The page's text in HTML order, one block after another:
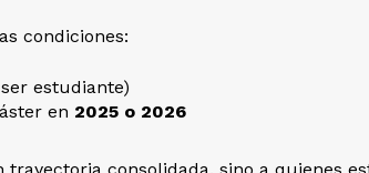
condiciones:
estudiante)
en 2025 o 2026